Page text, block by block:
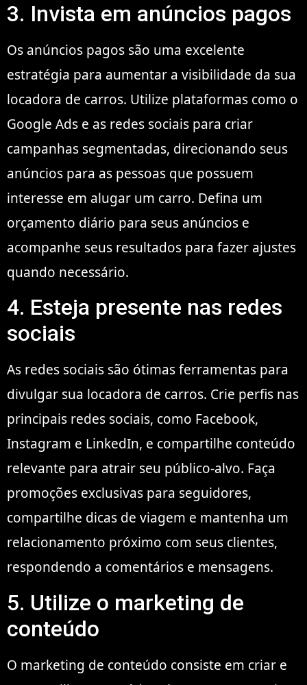
3. Invista em anúncios pagos
Os anúncios pagos são uma excelente
estratégia para aumentar a visibilidade da sua
locadora de carros. Utilize plataformas como o
Google Ads e as redes sociais para criar
campanhas segmentadas, direcionando seus
anúncios para as pessoas que possuem
interesse em alugar um carro. Defina um
orçamento diário para seus anúncios e
acompanhe seus resultados para fazer ajustes
quando necessário.
4. Esteja presente nas redes
sociais
As redes sociais são ótimas ferramentas para
divulgar sua locadora de carros. Crie perfis nas
principais redes sociais, como Facebook,
Instagram e LinkedIn, e compartilhe conteúdo
relevante para atrair seu público-alvo. Faça
promoções exclusivas para seguidores,
compartilhe dicas de viagem e mantenha um
relacionamento próximo com seus clientes,
respondendo a comentários e mensagens.
5. Utilize o marketing de
conteúdo
O marketing de conteúdo consiste em criar e